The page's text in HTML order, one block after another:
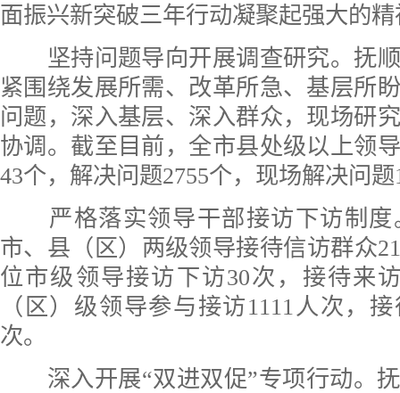
面振兴新突破三年行动凝聚起强大的
坚持问题导向开展调查研究。抚顺
紧围绕发展所需、改革所急、基层所
问题，深入基层、深入群众，现场研
协调。截至目前，全市县处级以上领
43个，解决问题2755个，现场解决问题
严格落实领导干部接访下访制度
市、县（区）两级领导接待信访群众
位市级领导接访下访30次，接待来
（区）级领导参与接访1111人次，
次。
深入开展“双进双促”专项行动。抚